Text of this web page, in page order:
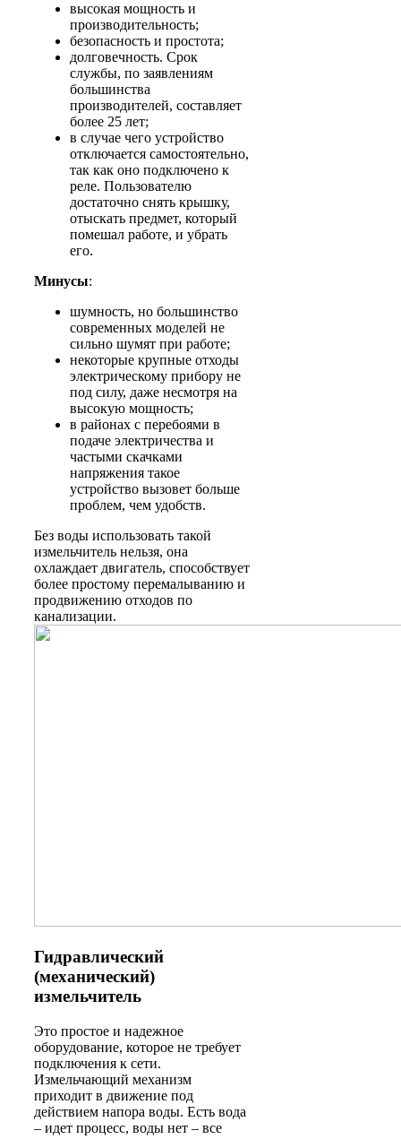
высокая мощность и
производительность;
безопасность и простота;
долговечность. Срок
службы, по заявлениям
большинства
производителей, составляет
более 25 лет;
в случае чего устройство
отключается самостоятельно,
так как оно подключено к
реле. Пользователю
достаточно снять крышку,
отыскать предмет, который
помешал работе, и убрать
его.
Минусы:
шумность, но большинство
современных моделей не
сильно шумят при работе;
некоторые крупные отходы
электрическому прибору не
под силу, даже несмотря на
высокую мощность;
в районах с перебоями в
подаче электричества и
частыми скачками
напряжения такое
устройство вызовет больше
проблем, чем удобств.
Без воды использовать такой
измельчитель нельзя, она
охлаждает двигатель, способствует
более простому перемалыванию и
продвижению отходов по
канализации.
Гидравлический
(механический)
измельчитель
Это простое и надежное
оборудование, которое не требует
подключения к сети.
Измельчающий механизм
приходит в движение под
действием напора воды. Есть вода
– идет процесс, воды нет – все